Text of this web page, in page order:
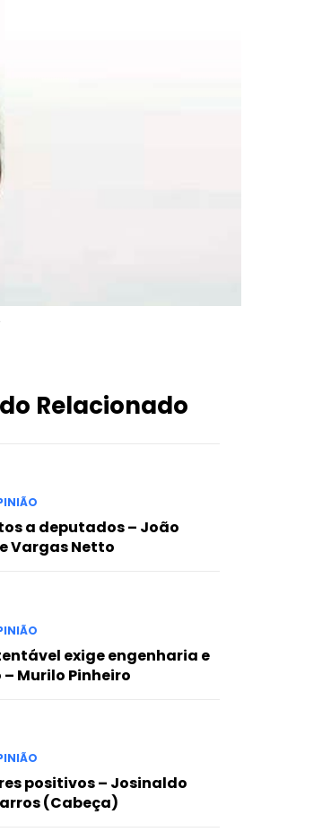
Relacionado
a deputados – João
Vargas Netto
exige engenharia e
Murilo Pinheiro
positivos – Josinaldo
(Cabeça)